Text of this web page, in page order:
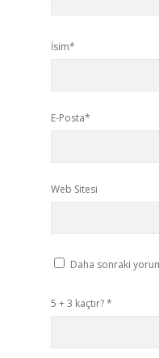
İsim*
E-Posta*
Web Sitesi
Daha sonraki
5 + 3 kaçtır?*